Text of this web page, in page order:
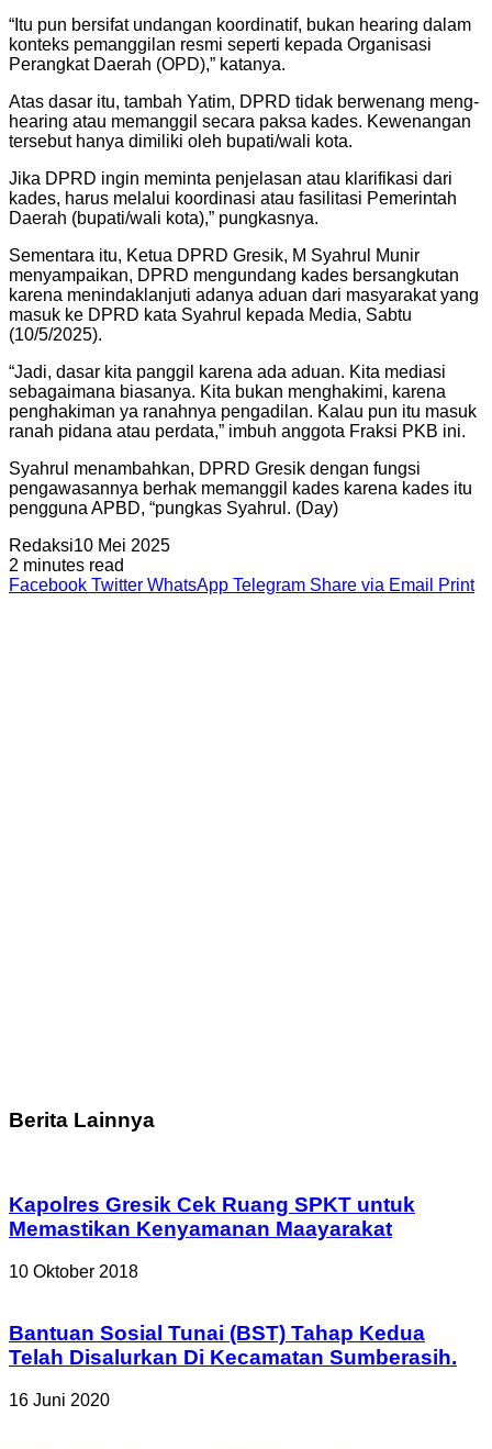
“Itu pun bersifat undangan koordinatif, bukan hearing dalam
konteks pemanggilan resmi seperti kepada Organisasi
Perangkat Daerah (OPD),” katanya.
Atas dasar itu, tambah Yatim, DPRD tidak berwenang meng-
hearing atau memanggil secara paksa kades. Kewenangan
tersebut hanya dimiliki oleh bupati/wali kota.
Jika DPRD ingin meminta penjelasan atau klarifikasi dari
kades, harus melalui koordinasi atau fasilitasi Pemerintah
Daerah (bupati/wali kota),” pungkasnya.
Sementara itu, Ketua DPRD Gresik, M Syahrul Munir
menyampaikan, DPRD mengundang kades bersangkutan
karena menindaklanjuti adanya aduan dari masyarakat yang
masuk ke DPRD kata Syahrul kepada Media, Sabtu
(10/5/2025).
“Jadi, dasar kita panggil karena ada aduan. Kita mediasi
sebagaimana biasanya. Kita bukan menghakimi, karena
penghakiman ya ranahnya pengadilan. Kalau pun itu masuk
ranah pidana atau perdata,” imbuh anggota Fraksi PKB ini.
Syahrul menambahkan, DPRD Gresik dengan fungsi
pengawasannya berhak memanggil kades karena kades itu
pengguna APBD, “pungkas Syahrul. (Day)
Redaksi10 Mei 2025
2 minutes read
Facebook Twitter WhatsApp Telegram Share via Email Print
Berita Lainnya
Kapolres Gresik Cek Ruang SPKT untuk
Memastikan Kenyamanan Maayarakat
10 Oktober 2018
Bantuan Sosial Tunai (BST) Tahap Kedua
Telah Disalurkan Di Kecamatan Sumberasih.
16 Juni 2020